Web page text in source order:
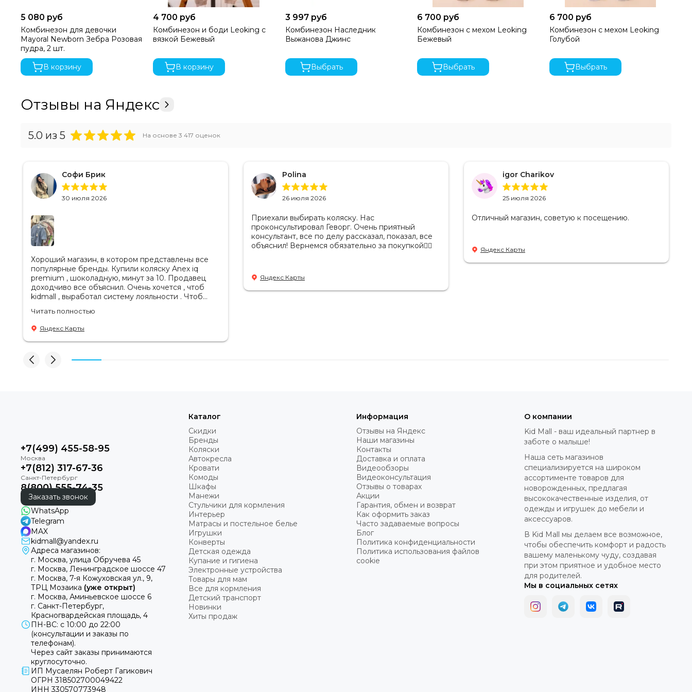
5 080 руб
Комбинезон для девочки
Mayoral Newborn Зебра Розовая
пудра, 2 шт.
В корзину
4 700 руб
Комбинезон и боди Leoking с
вязкой Бежевый
В корзину
3 997 руб
Комбинезон Наследник
Выжанова Джинс
Выбрать
6 700 руб
Комбинезон с мехом Leoking
Бежевый
Выбрать
6 700 руб
Комбинезон с мехом Leoking
Голубой
Выбрать
Отзывы на Яндекс
5.0 из 5 На основе 3 417 оценок
Софи Брик
30 июля 2026
Хороший магазин, в котором представлены все
популярные бренды. Купили коляску Anex iq
premium , шоколадную, минут за 10. Продавец
доходчиво все объяснил. Очень хочется , чтоб
kidmall , выработал систему лояльности . Чтоб
Читать полностью
Яндекс Карты
Polina
26 июля 2026
Приехали выбирать коляску. Нас
проконсультировал Геворг. Очень приятный
консультант, все по делу рассказал, показал, все
объяснил! Вернемся обязательно за покупкой👌🏻
Яндекс Карты
igor Charikov
25 июля 2026
Отличный магазин, советую к посещению.
Яндекс Карты
+7(499) 455-58-95
+7(812) 317-67-36
8(800) 555-74-35
Заказать звонок
WhatsApp
Telegram
MAX
kidmall@yandex.ru
Адреса магазинов:
г. Москва, улица Обручева 45
г. Москва, Ленинградское шоссе 47
г. Москва, 7-я Кожуховская ул., 9,
ТРЦ Мозаика (уже открыт)
г. Москва, Аминьевское шоссе 6
г. Санкт-Петербург,
Красногвардейская площадь, 4
ПН-ВС: с 10:00 до 22:00
(консультации и заказы по
телефонам).
Через сайт заказы принимаются
круглосуточно.
ИП Мусаелян Роберт Гагикович
ОГРН 318502700049422
ИНН 330570773948
Каталог
Скидки
Бренды
Коляски
Автокресла
Кровати
Комоды
Шкафы
Манежи
Стульчики для кормления
Интерьер
Матрасы и постельное белье
Игрушки
Конверты
Детская одежда
Купание и гигиена
Электронные устройства
Товары для мам
Все для кормления
Детский транспорт
Новинки
Хиты продаж
Информация
Отзывы на Яндекс
Наши магазины
Контакты
Доставка и оплата
Видеообзоры
Видеоконсультация
Отзывы о товарах
Акции
Гарантия, обмен и возврат
Как оформить заказ
Часто задаваемые вопросы
Блог
Политика конфиденциальности
Политика использования файлов
cookie
О компании
Kid Mall - ваш идеальный партнер в
заботе о малыше!
Наша сеть магазинов
специализируется на широком
ассортименте товаров для
новорожденных, предлагая
высококачественные изделия, от
одежды и игрушек до мебели и
аксессуаров.
В Kid Mall мы делаем все возможное,
чтобы обеспечить комфорт и радость
вашему маленькому чуду, создавая
при этом приятное и удобное место
для родителей.
Мы в социальных сетях